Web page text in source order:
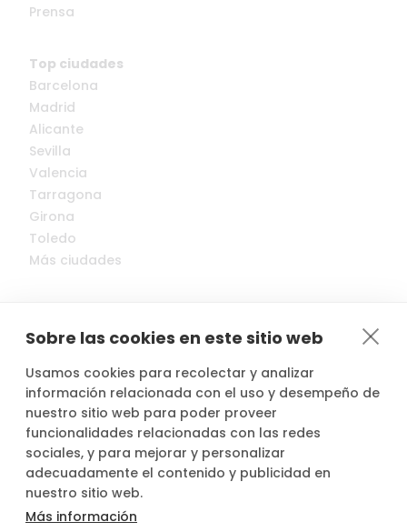
Sobre las cookies en este sitio web
Usamos cookies para recolectar y analizar
información relacionada con el uso y desempeño de
nuestro sitio web para poder proveer
funcionalidades relacionadas con las redes
sociales, y para mejorar y personalizar
adecuadamente el contenido y publicidad en
nuestro sitio web.
Más información
© 2022-2026 Cocopool, Inc. All rights reserved.
 Anfitriones asegurados*
Prensa
Top ciudades
Barcelona
Madrid
Alicante
Sevilla
Valencia
Tarragona
Girona
Toledo
Más ciudades